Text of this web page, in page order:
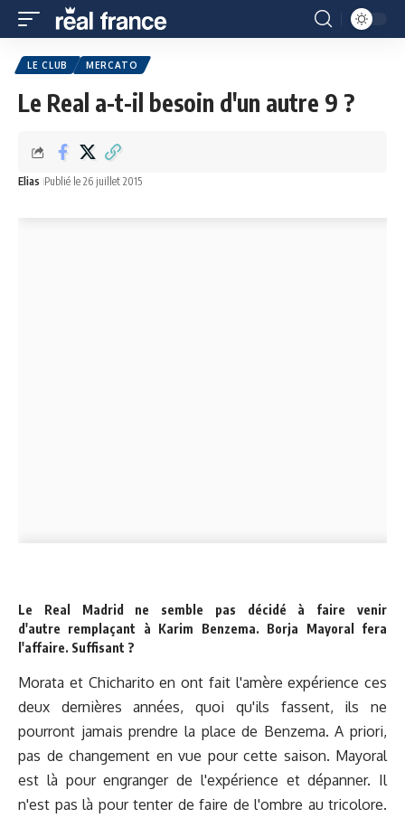
LE CLUB MERCATO
Le Real a-t-il besoin d'un autre 9 ?
Elias Publié le 26 juillet 2015
Le Real Madrid ne semble pas décidé à faire venir
d'autre remplaçant à Karim Benzema. Borja Mayoral fera
l'affaire. Suffisant ?
Morata et Chicharito en ont fait l'amère expérience ces
deux dernières années, quoi qu'ils fassent, ils ne
pourront jamais prendre la place de Benzema. A priori,
pas de changement en vue pour cette saison. Mayoral
est là pour engranger de l'expérience et dépanner. Il
n'est pas là pour tenter de faire de l'ombre au tricolore.